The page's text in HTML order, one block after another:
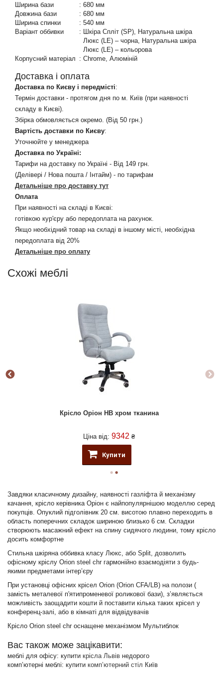
Ширина бази : 680 мм
Довжина бази
: 680 мм
Ширина спинки
: 540 мм
Варіант оббивки
: Шкіра Спліт (SP), Натуральна шкіра
Люкс (LE) – чорна, Натуральна шкіра
Люкс (LE) – кольорова
Корпусний матеріал : Chrome, Алюміній
Доставка і оплата
Доставка по Києву і передмісті:
Термін доставки - протягом дня по м. Київ (при наявності
складу в Києві).
Збірка обмовляється окремо. (Від 50 грн.)
Вартість доставки по Києву:
Уточнюйте у менеджера
Доставка по Україні:
Тарифи на доставку по Україні - Від 149 грн.
(Делівері / Нова пошта / Інтайм) - по тарифам
Детальніше про доставку тут
Оплата
При наявності на складі в Києві:
готівкою кур'єру або передоплата на рахунок.
Якщо необхідний товар на складі в іншому місті, необхідна
передоплата від 20%
Детальніше про оплату
Схожі меблі
Крісло Оріон HB хром тканина
Ціна від: 9342 ₴
Купити
Завдяки класичному дизайну, наявності газліфта й механізму
качання, крісло керівника Оріон є найпопулярнішою моделлю серед
покупців. Опуклий підголівник 20 см. висотою плавно переходить в
область поперечних складок шириною близько 6 см. Складки
створюють масажний ефект на спину сидячого людини, тому крісло
досить комфортне
Стильна шкіряна оббивка класу Люкс, або Split, дозволить
офісному кріслу Orion steel chr гармонійно взаємодіяти з будь-
якими предметами інтер’єру
При установці офісних крісел Orion (Orion CFA/LB) на полози (
замість металевої п'ятипроменевої роликової бази), з’являється
можливість заощадити кошти й поставити кілька таких крісел у
конференц-залі, або в кімнаті для відвідувачів
Крісло Orion steel chr оснащене механізмом Мультиблок
Вас також може зацікавити:
меблі для офісу: купити крісла Львів недорого
комп’ютерні меблі: купити комп’ютерний стіл Київ